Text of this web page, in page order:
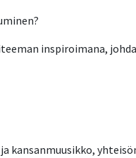
inspiroimana,
kansanmuusikko,